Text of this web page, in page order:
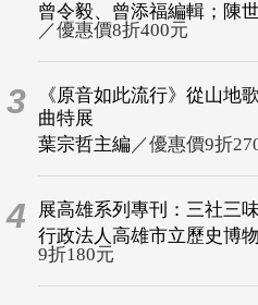
曾令毅、曾添福編輯；陳
／優惠價8折400元
3
《原音如此流行》從山地
曲特展
葉宗哲主編 ／優惠價9折
4
展高雄系列專刊：三社三
行政法人高雄市立歷史博
9折180元